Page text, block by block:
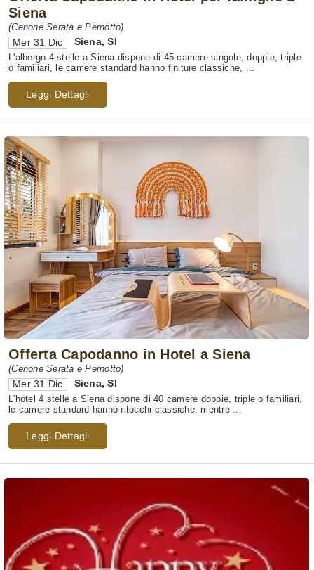
Siena
(Cenone Serata e Pernotto)
Mer 31 Dic Siena,SI
L'albergo 4 stelle a Siena dispone di 45 camere singole, doppie, triple
o familiari, le camere standard hanno finiture classiche, ...
Leggi Dettagli
Offerta Capodanno in Hotel a Siena
(Cenone Serata e Pernotto)
Mer 31 Dic Siena,SI
L'hotel 4 stelle a Siena dispone di 40 camere doppie, triple o familiari,
le camere standard hanno ritocchi classiche, mentre ...
Leggi Dettagli